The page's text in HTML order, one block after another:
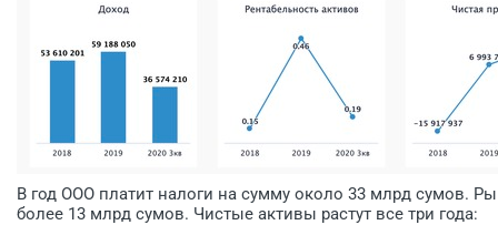
В год ООО платит налоги на сумму около 33 млрд сумов.
более 13 млрд сумов. Чистые активы растут все три года: